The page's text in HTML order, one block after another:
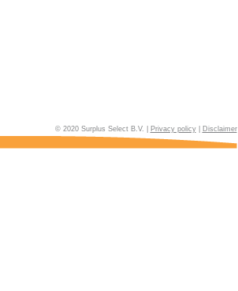
© 2020 Surplus Select B.V. | Privacy policy| Disclaimer